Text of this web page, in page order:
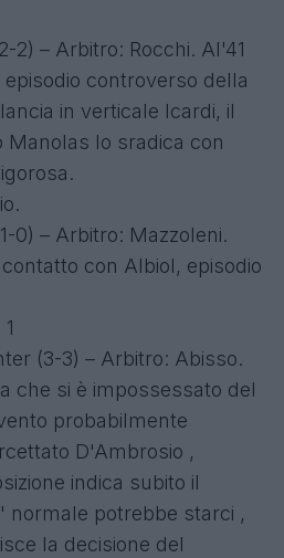
2) – Arbitro: Rocchi. Al'41
controverso della
in verticale Icardi, il
Manolas lo sradica con
0) – Arbitro: Mazzoleni.
con Albiol, episodio
(3-3) – Arbitro: Abisso.
che si è impossessato del
probabilmente
D'Ambrosio ,
indica subito il
normale potrebbe starci ,
la decisione del